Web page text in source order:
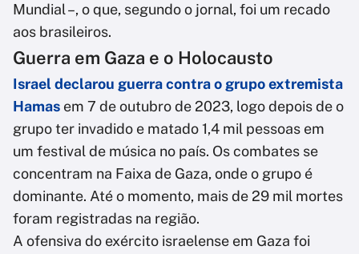
Mundial –, o que, segundo o jornal, foi um recado
aos brasileiros.
Guerra em Gaza e o Holocausto
Israel declarou guerra contra o grupo extremista
Hamas em 7 de outubro de 2023, logo depois de o
grupo ter invadido e matado 1,4 mil pessoas em
um festival de música no país. Os combates se
concentram na Faixa de Gaza, onde o grupo é
dominante. Até o momento, mais de 29 mil mortes
foram registradas na região.
A ofensiva do exército israelense em Gaza foi